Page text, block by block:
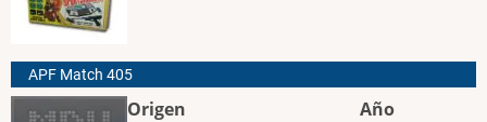
APF Match 405
Origen
Año